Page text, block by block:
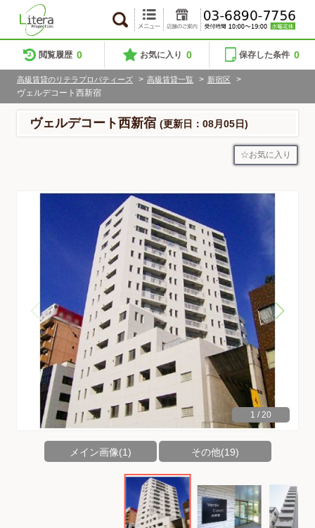
閲覧履歴 0 お気に入り 0 保存した条件 0
高級賃貸のリテラプロパティーズ > 高級賃貸一覧 > 新宿区
>
ヴェルデコート西新宿
ヴェルデコート西新宿 (更新日：08月05日)
お気に入り
1 / 20
メイン画像(1) その他(19)